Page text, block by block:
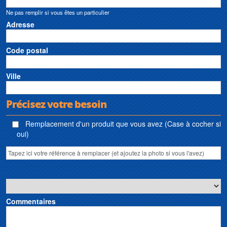
Ne pas remplir si vous êtes un particulier
Adresse
Code postal
Ville
Précisez votre besoin
Remplacement d'un produit que vous avez (Case à cocher si
oui)
Commentaires